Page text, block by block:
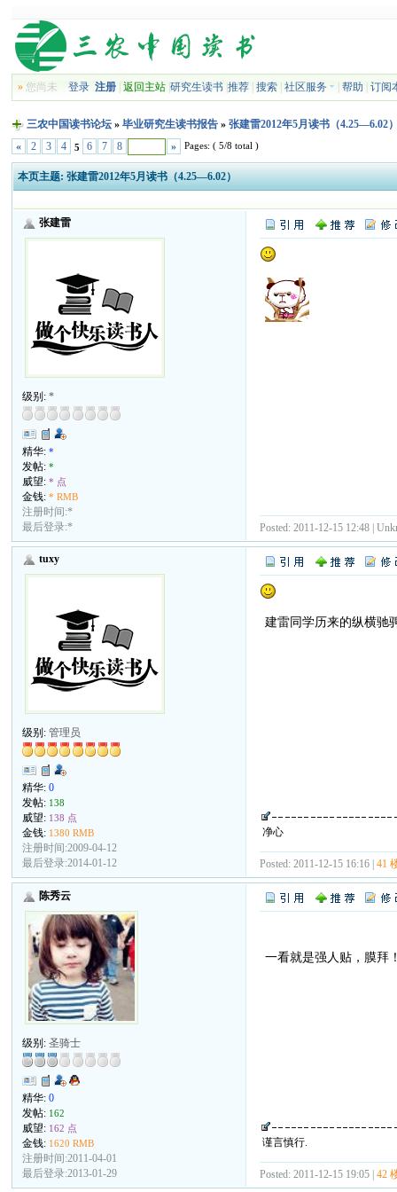
» 您尚未登录 注册 |返回主站 |研究生读书 |推荐 |搜索 |社区服务 |帮助 |订阅
三农中国读书论坛 »毕业研究生读书报告 »张建雷2012年5月读书（4.25—6.02）
«
2 3 4 5 6 7 8 » Pages: ( 5/8 total )
本页主题: 张建雷2012年5月读书（4.25—6.02）
张建雷
级别:*
精华:*
发帖:*
威望:* 点
金钱:* RMB
注册时间:*
最后登录:*
Posted: 2011-12-15 12:48 |
tuxy
级别:管理员
精华:0
发帖: 138
威望: 138 点
金钱: 1380 RMB
注册时间:2009-04-12
最后登录:2014-01-12
建雷同学历来的纵横
净心
Posted: 2011-12-15 16:16 |41
陈秀云
级别:圣骑士
精华:0
发帖: 162
威望: 162 点
金钱: 1620 RMB
注册时间:2011-04-01
最后登录:2013-01-29
一看就是强人贴，膜拜！
谨言慎行.
Posted: 2011-12-15 19:05 |42